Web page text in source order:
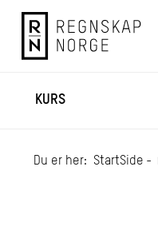
KURS
Du er her: StartSide